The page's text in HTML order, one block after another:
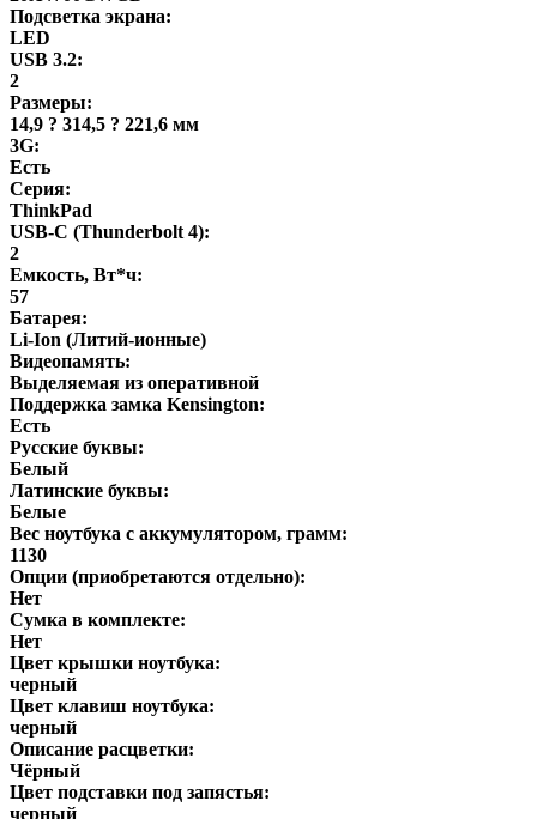
Подсветка экрана:
LED
USB 3.2:
2
Размеры:
14,9 ? 314,5 ? 221,6 мм
3G:
Есть
Серия:
ThinkPad
USB-C (Thunderbolt 4):
2
Емкость, Вт*ч:
57
Батарея:
Li-Ion (Литий-ионные)
Видеопамять:
Выделяемая из оперативной
Поддержка замка Kensington:
Есть
Русские буквы:
Белый
Латинские буквы:
Белые
Вес ноутбука с аккумулятором, грамм:
1130
Опции (приобретаются отдельно):
Нет
Сумка в комплекте:
Нет
Цвет крышки ноутбука:
черный
Цвет клавиш ноутбука:
черный
Описание расцветки:
Чёрный
Цвет подставки под запястья:
черный